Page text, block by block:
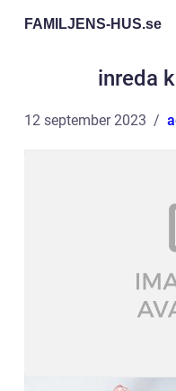
FAMILJENS-HUS.se
inreda
12 september 2023